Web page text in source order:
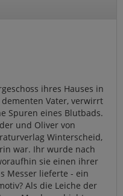
ihres Hauses in
Vater, verwirrt
Spuren eines Blutbads.
und Oliver von
Winterscheid,
war. Ihr wurde nach
sie einen ihrer
Messer lieferte - ein
Als die Leiche der